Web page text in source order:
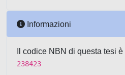
Informazioni
Il codice NBN di questa tesi è
238423